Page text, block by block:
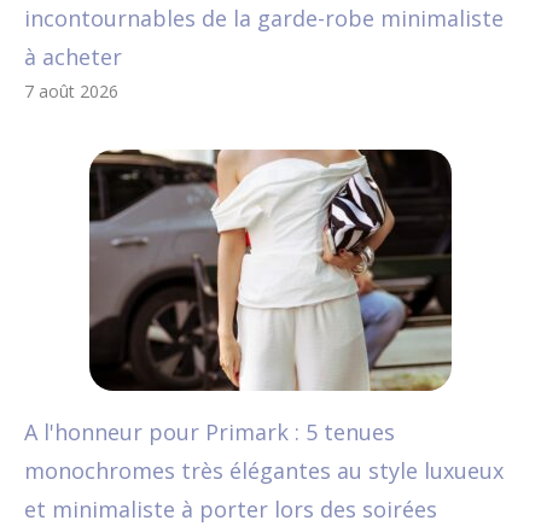
incontournables de la garde-robe minimaliste
à acheter
7 août 2026
A l'honneur pour Primark : 5 tenues
monochromes très élégantes au style luxueux
et minimaliste à porter lors des soirées